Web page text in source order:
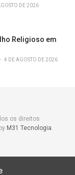
DE 2026
Religioso em
4 DE AGOSTO DE 2026
os direitos
M31 Tecnologia